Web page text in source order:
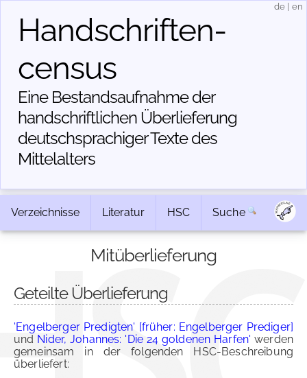
Handschriften­
census
Eine Bestandsaufnahme der
handschriftlichen Über­lieferung
deutschsprachiger Texte des
Mittelalters
de en
Verzeichnisse Literatur HSC Suche
Mitüberlieferung
Geteilte Überlieferung
'Engelberger Predigten' [früher: Engelberger Prediger]
und Nider, Johannes: 'Die 24 goldenen Harfen' werden
gemeinsam in der folgenden HSC-Beschreibung
überliefert: